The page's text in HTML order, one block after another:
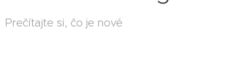
Prečítajte si, čo je nové